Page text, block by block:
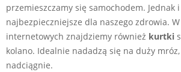
przemieszczamy się samochodem. Jednak
najbezpieczniejsze dla naszego zdrowia.
internetowych znajdziemy również kurtki
kolano. Idealnie nadadzą się na duży
nadciągnie.